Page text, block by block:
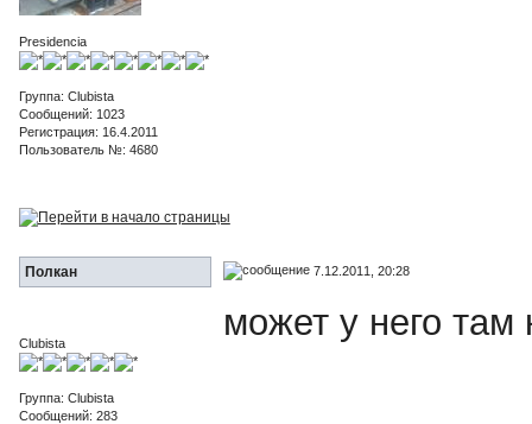
Presidencia
Группа: Clubista
Сообщений: 1023
Регистрация: 16.4.2011
Пользователь №: 4680
Полкан 7.12.2011, 20:28
Clubista
Группа: Clubista
Сообщений: 283
может у него там